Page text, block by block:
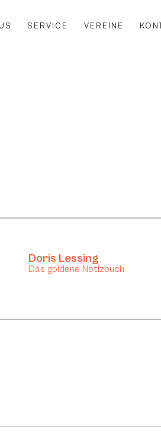
SERVICE VEREINE
Doris Lessing
Das goldene Notizbuch